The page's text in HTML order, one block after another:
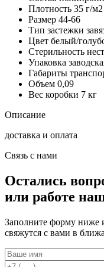
Плотность 35 г/м2
Размер 44-66
Тип застежки
Цвет белый/
Стерильность
Упаковка
Габариты
Объем 0,09
Вес коробки 7 кг
Описание
доставка и оплата
Связь с нами
Остались
или работе
Заполните форму ниже
свяжутся с вами в